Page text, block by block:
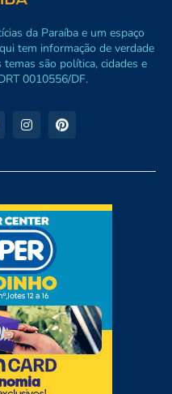
da Paraíba e um espaço
tem informação de verdade
são política, cidades e
0010556/DF.